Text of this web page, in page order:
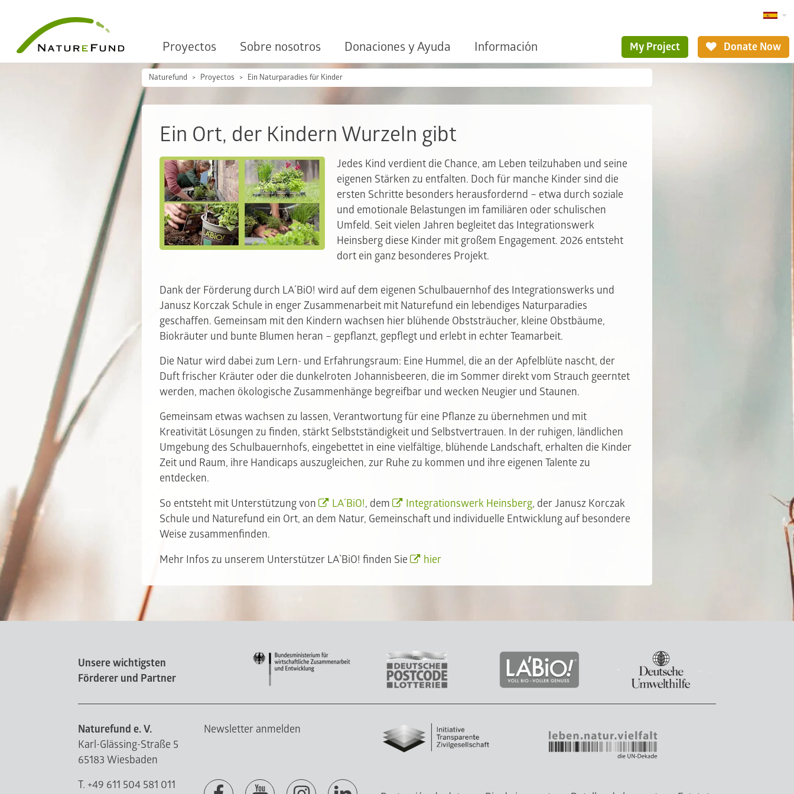
Proyectos Sobre nosotros Donaciones y Ayuda Información My Project Donate Now
Naturefund Proyectos Ein Naturparadies für Kinder
Ein Ort, der Kindern Wurzeln gibt
Jedes Kind verdient die Chance, am Leben teilzuhaben und seine
eigenen Stärken zu entfalten. Doch für manche Kinder sind die
ersten Schritte besonders herausfordernd – etwa durch soziale
und emotionale Belastungen im familiären oder schulischen
Umfeld. Seit vielen Jahren begleitet das Integrationswerk
Heinsberg diese Kinder mit großem Engagement. 2026 entsteht
dort ein ganz besonderes Projekt.
Dank der Förderung durch LA´BiO! wird auf dem eigenen Schulbauernhof des Integrationswerks und
Janusz Korczak Schule in enger Zusammenarbeit mit Naturefund ein lebendiges Naturparadies
geschaffen. Gemeinsam mit den Kindern wachsen hier blühende Obststräucher, kleine Obstbäume,
Biokräuter und bunte Blumen heran – gepflanzt, gepflegt und erlebt in echter Teamarbeit.
Die Natur wird dabei zum Lern- und Erfahrungsraum: Eine Hummel, die an der Apfelblüte nascht, der
Duft frischer Kräuter oder die dunkelroten Johannisbeeren, die im Sommer direkt vom Strauch geerntet
werden, machen ökologische Zusammenhänge begreifbar und wecken Neugier und Staunen.
Gemeinsam etwas wachsen zu lassen, Verantwortung für eine Pflanze zu übernehmen und mit
Kreativität Lösungen zu finden, stärkt Selbstständigkeit und Selbstvertrauen. In der ruhigen, ländlichen
Umgebung des Schulbauernhofs, eingebettet in eine vielfältige, blühende Landschaft, erhalten die Kinder
Zeit und Raum, ihre Handicaps auszugleichen, zur Ruhe zu kommen und ihre eigenen Talente zu
entdecken.
So entsteht mit Unterstützung von LA´BiO!, dem Integrationswerk Heinsberg, der Janusz Korczak
Schule und Naturefund ein Ort, an dem Natur, Gemeinschaft und individuelle Entwicklung auf besondere
Weise zusammenfinden.
Mehr Infos zu unserem Unterstützer LA`BiO! finden Sie hier
Unsere wichtigsten
Förderer und Partner
Naturefund e. V.
Karl-Glässing-Straße 5
65183 Wiesbaden
T. +49 611 504 581 011
Newsletter anmelden